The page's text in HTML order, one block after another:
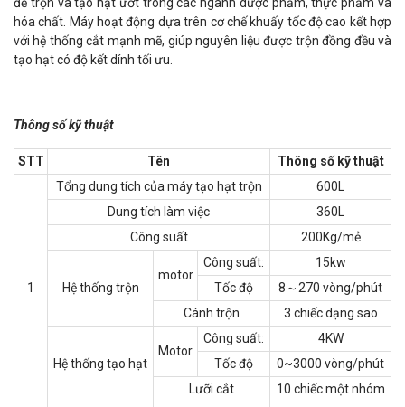
hóa chất. Máy hoạt động dựa trên cơ chế khuấy tốc độ cao kết hợp
với hệ thống cắt mạnh mẽ, giúp nguyên liệu được trộn đồng đều và
tạo hạt có độ kết dính tối ưu.
Thông số kỹ thuật
STT Tên Thông số kỹ thuật
1
Tổng dung tích của máy tạo hạt trộn
600L
Dung tích làm việc
360L
Công suất
200Kg/mẻ
Hệ thống trộn
motor
Công suất:
15kw
Tốc độ
8～270 vòng/phút
Cánh trộn
3 chiếc dạng sao
Hệ thống tạo hạt
Motor
Công suất:
4KW
Tốc độ
0~3000 vòng/phút
Lưỡi cắt
10 chiếc một nhóm